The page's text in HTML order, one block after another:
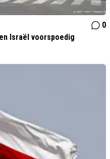
0
Israël voorspoedig